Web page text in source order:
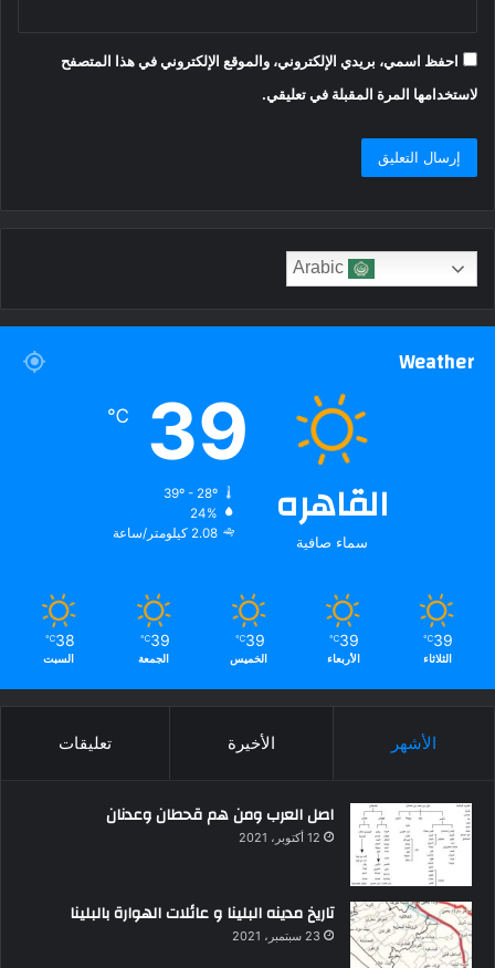
احفظ اسمي، بريدي الإلكتروني، والموقع الإلكتروني في هذا المتصفح
لاستخدامها المرة المقبلة في تعليقي.
Weather
القاهره
سماء صافية
39
℃
39º - 28º
24%
2.08 كيلومتر/ساعة
39
℃
الثلاثاء
39
℃
الأربعاء
39
℃
الخميس
39
℃
الجمعة
38
℃
السبت
الأشهر الأخيرة تعليقات
اصل العرب ومن هم قحطان وعدنان
12 أكتوبر، 2021
تاريخ مدينه البلينا و عائلات الهوارة بالبلينا
23 سبتمبر، 2021